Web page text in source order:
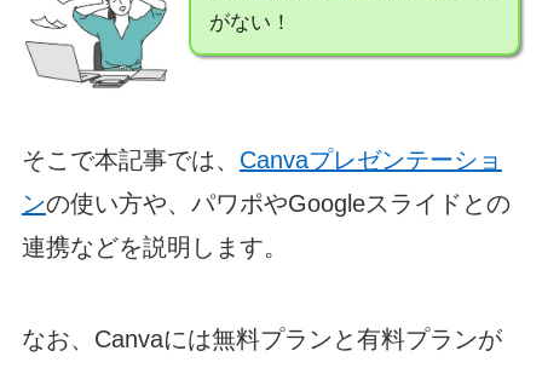
がない！
そこで本記事では、 Canvaプレゼンテーショ
ンの使い方や、パワポやGoogleスライドとの
連携などを説明します。
なお、Canvaには無料プランと有料プランが